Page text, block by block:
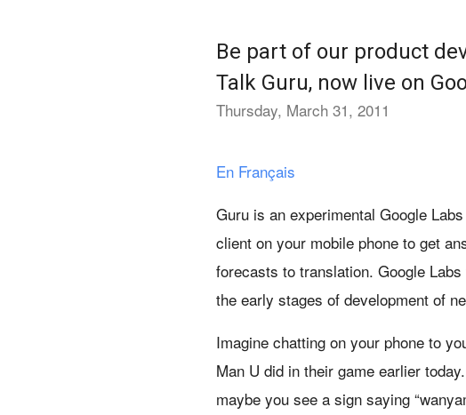
Be part of our product
Talk Guru, now live on
Thursday, March 31, 2011
En Français
Guru is an experimental Google
client on your mobile phone to get
forecasts to translation. Google
the early stages of development of
Imagine chatting on your phone to
Man U did in their game earlier
maybe you see a sign saying